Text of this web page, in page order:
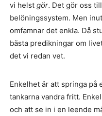
vi helst gör. Det gör oss
belöningssystem. Men
omfamnar det enkla. Då
bästa predikningar om
det vi redan vet.
Enkelhet är att springa på
tankarna vandra fritt.
och att se in i en leende